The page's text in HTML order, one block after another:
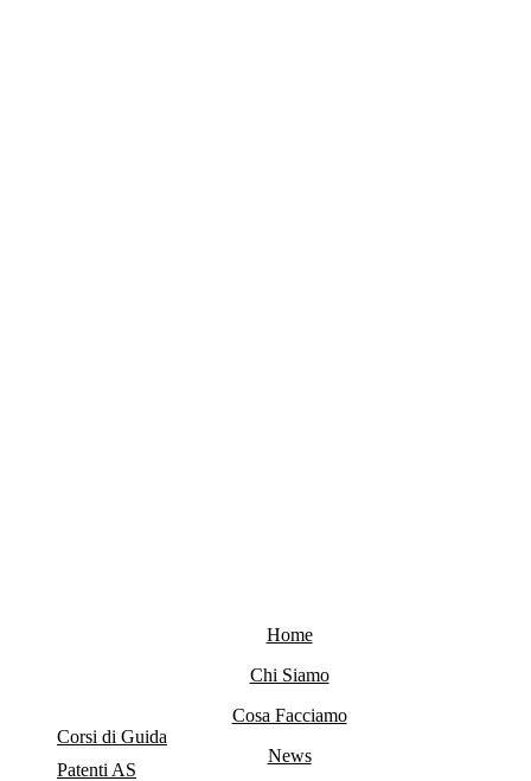
Home
Chi Siamo
Cosa Facciamo
Corsi di Guida
Patenti AS
News